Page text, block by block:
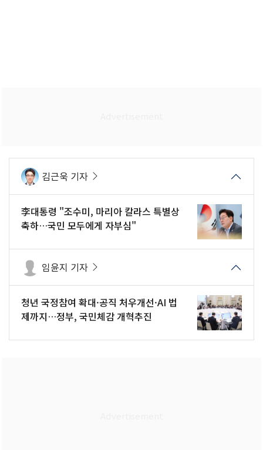
김근욱 기자
李대통령 "조수미, 마리아 칼라스 특별상
축하…국민 모두에게 자부심"
임윤지 기자
청년 국정참여 확대·공직 처우개선·AI 법
제까지…정부, 국민체감 개혁추진